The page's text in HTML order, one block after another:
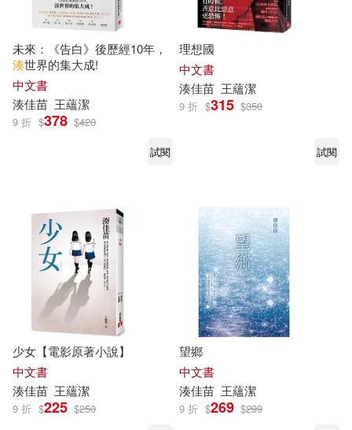
未來：《告白》後歷經10年，
湊世界的集大成!
中文書
湊佳苗 王蘊潔
9 折 $378 $420
試閱
理想國
中文書
湊佳苗 王蘊潔
9 折 $315 $350
試閱
少女【電影原著小說】
中文書
湊佳苗 王蘊潔
9 折 $225 $250
望鄉
中文書
湊佳苗 王蘊潔
9 折 $269 $299